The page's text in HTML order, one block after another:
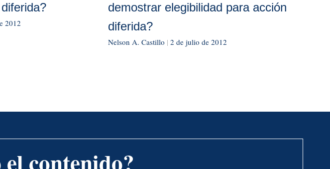
2012
demostrar elegibilidad para acción
diferida?
Nelson A. Castillo | 2 de julio de 2012
contenido?